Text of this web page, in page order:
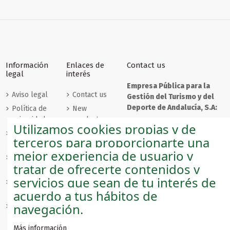
Información
legal
Aviso legal
Política de
privacidad
Políticas de
cookies
Condiciones
de envío
Condiciones
de venta
Condiciones
de
devolución
Enlaces de
interés
Contact us
New
products
Best sales
Login
Sobre
nosotros
Contact us
Empresa Pública para la
Gestión del Turismo y del
Deporte de Andalucía, S.A:
29008 - Málaga
andaluciashop@andalucia.org
Empresa Pública para la
Gestión del Turismo y del
Deporte de Andalucía, S.A.
Utilizamos cookies propias y de
terceros para proporcionarte una
mejor experiencia de usuario y
tratar de ofrecerte contenidos y
servicios que sean de tu interés de
acuerdo a tus hábitos de
navegación.
Más información